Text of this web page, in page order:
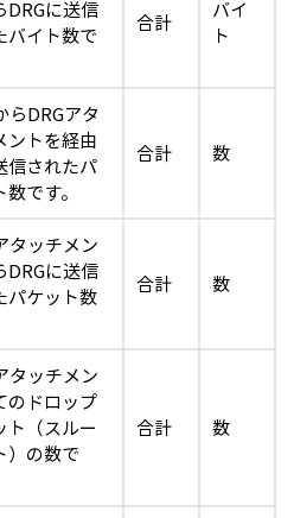
DRGに送信
バイト数で
合計
バイ
ト
らDRGアタ
ントを経由
信されたパ
です。
合計 数
タッチメン
DRGに送信
パケット数
合計 数
タッチメン
のドロップ
ト（スルー
）の数で
合計 数